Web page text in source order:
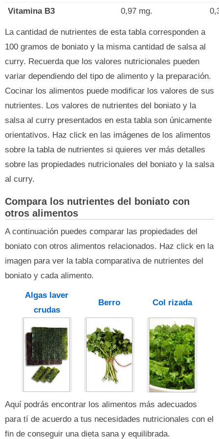
Vitamina B3
0,97 mg.
La cantidad de nutrientes de esta tabla corresponden a
100 gramos de boniato y la misma cantidad de salsa al
curry. Recuerda que los valores nutricionales pueden
variar dependiendo del tipo de alimento y la preparación.
Cocinar los alimentos puede modificar los valores de sus
nutrientes. Los valores de nutrientes del boniato y la
salsa al curry presentados en esta tabla son únicamente
orientativos. Haz click en las imágenes de los alimentos
sobre la tabla de nutrientes si quieres ver más detalles
sobre las propiedades nutricionales del boniato y la salsa
al curry.
Compara los nutrientes del boniato con
otros alimentos
A continuación puedes comparar las propiedades del
boniato con otros alimentos relacionados. Haz click en la
imagen para ver la tabla comparativa de nutrientes del
boniato y cada alimento.
Algas laver
crudas
Berro Col rizada
Aquí podrás encontrar los alimentos más adecuados
para tí de acuerdo a tus necesidades nutricionales con el
fin de conseguir una dieta sana y equilibrada.